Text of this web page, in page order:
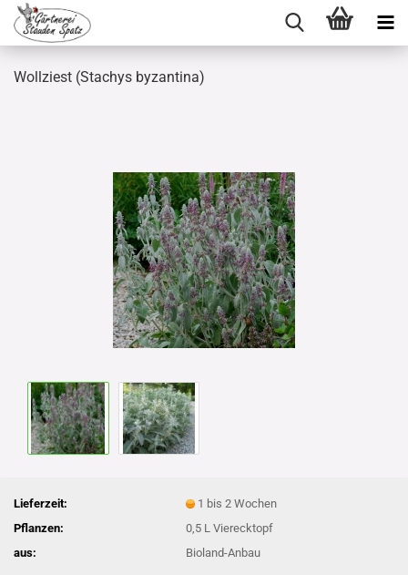
Wollziest (Stachys byzantina)
Lieferzeit:
1 bis 2 Wochen
Pflanzen:
0,5 L Vierecktopf
aus:
Bioland-Anbau